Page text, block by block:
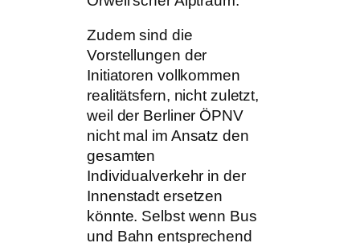
Zudem sind die
Vorstellungen der
Initiatoren vollkommen
realitätsfern, nicht zuletzt,
weil der Berliner ÖPNV
nicht mal im Ansatz den
gesamten
Individualverkehr in der
Innenstadt ersetzen
könnte. Selbst wenn Bus
und Bahn entsprechend